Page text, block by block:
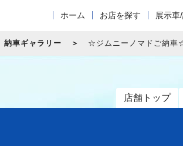
ホーム お店を探す 展示車
納車ギャラリー ☆ジムニーノマドご納車
店舗トップ